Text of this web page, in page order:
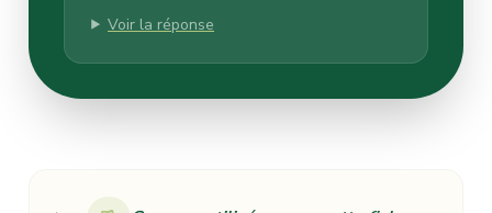
Voir la réponse